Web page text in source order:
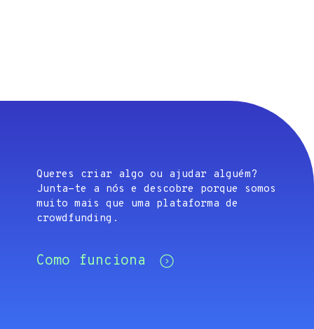
Queres criar algo ou ajudar alguém?
Junta-te a nós e descobre porque somos
muito mais que uma plataforma de
crowdfunding.
Como funciona